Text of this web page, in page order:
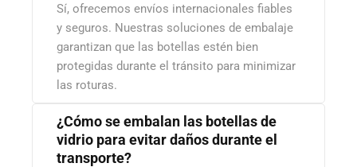
Sí, ofrecemos envíos internacionales fiables
y seguros. Nuestras soluciones de embalaje
garantizan que las botellas estén bien
protegidas durante el tránsito para minimizar
las roturas.
¿Cómo se embalan las botellas de
vidrio para evitar daños durante el
transporte?